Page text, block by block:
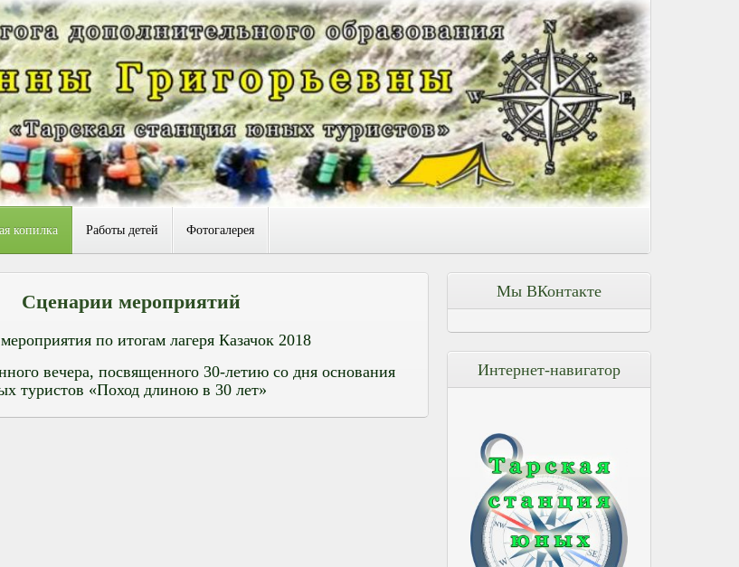
копилка Работы детей Фотогалерея
Сценарии мероприятий
по итогам лагеря Казачок 2018
вечера, посвященного 30-летию со дня основания
туристов «Поход длиною в 30 лет»
Мы ВКонтакте
Интернет-навигатор